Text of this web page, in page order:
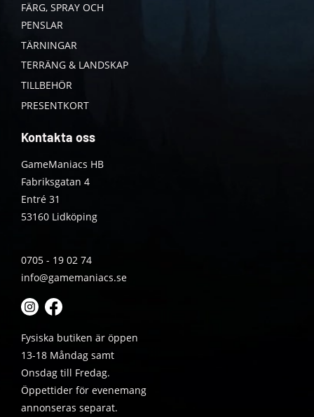
FÄRG, SPRAY OCH
PENSLAR
TÄRNINGAR
TERRÄNG & LANDSKAP
TILLBEHÖR
PRESENTKORT
Kontakta oss
GameManiacs HB
Fabriksgatan 4
Entré 31
53160 Lidköping
0705 - 19 02 74
info@gamemaniacs.se
Fysiska butiken är öppen
13-18 Måndag samt
Onsdag till Fredag.
Öppettider för evenemang
annonseras separat.